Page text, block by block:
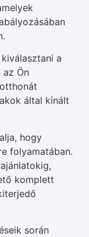
a
Ön
által kínált
hogy
folyamatában.
komplett
során